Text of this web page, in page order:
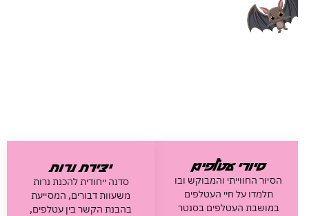
סיורי עטלפים
סיורי עטלפים
הסיור החווייתי והמבוקש ובו
תלמדו על חיי העטלפים
במושבת העטלפים בסנטר
יצירת נרות
יצירת נרות
סדנה ייחודית להכנת נרות
משעוות דבורים, המסייעת
בהבנת הקשר בין עטלפים,